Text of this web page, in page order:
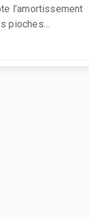
l’amortissement
pioches…